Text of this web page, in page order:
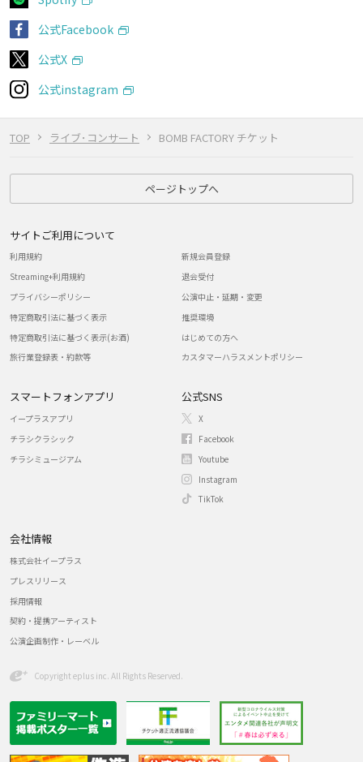
TOP ライブ･コンサート BOMB FACTORY チケット
公式Facebook
公式X
公式instagram
ページトップへ
サイトご利用について
利用規約
Streaming+利用規約
プライバシーポリシー
特定商取引法に基づく表示
特定商取引法に基づく表示(お酒)
旅行業登録表・約款等
新規会員登録
退会受付
公演中止・延期・変更
推奨環境
はじめての方へ
カスタマーハラスメントポリシー
スマートフォンアプリ
イープラスアプリ
チラシクラシック
チラシミュージアム
公式SNS
X
Facebook
Youtube
Instagram
TikTok
会社情報
株式会社イープラス
プレスリリース
採用情報
契約・提携アーティスト
公演企画制作・レーベル
Copyright eplus inc. All Rights Reserved.